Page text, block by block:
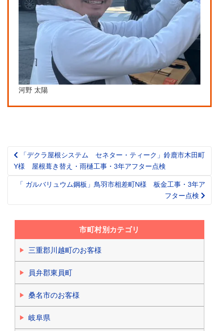
河野 太陽
Post
navigation
「デクラ屋根システム セネター・ティーク」鈴鹿市木田町
Y様 屋根葺き替え・雨樋工事・3年アフター点検
「 ガルバリュウム鋼板」鳥羽市相差町N様 板金工事・3年ア
フター点検
市町村別カテゴリ
三重郡川越町のお客様
員弁郡東員町
桑名市のお客様
岐阜県